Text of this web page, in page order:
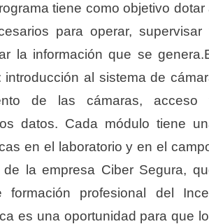
tiene como objetivo dotar
para operar, supervisar
la información que se genera.
al sistema de
de las cámaras, acceso
datos. Cada módulo tiene
en el laboratorio y en el
la empresa Ciber Segura,
profesional del
es una oportunidad para que